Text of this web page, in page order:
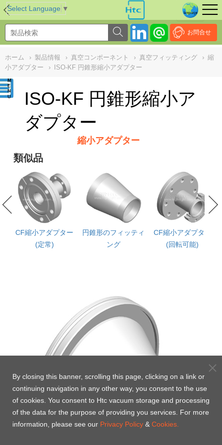
Select Language ▼
お問合せ
ホーム › 製品情報 › 真空コンポーネント › 真空フィッティング › 縮
小アダプター
› ISO-KF 円錐形縮小アダプター
ISO-KF 円錐形縮小ア
ダプター
縮小アダプター
類似品
CF縮小アダプター
(定常)
円錐形のフィッティ
ング
CF縮小アダプター
(回転可能)
NULL
By closing this banner, scrolling this page, clicking on a link or
continuing navigation in any other way, you consent to the use
of cookies. You consent to Htc vacuum storage and processing
of the data for the purpose of providing you services. For more
information, please see our Privacy Policy & Cookies.
//